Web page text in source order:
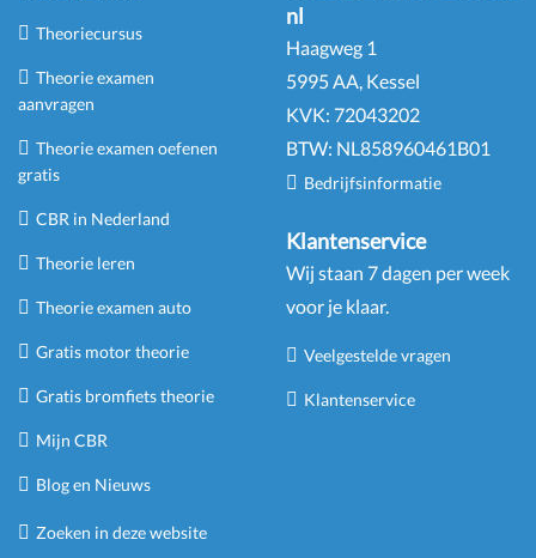
Theoriecursus
Theorie examen
aanvragen
Theorie examen oefenen
gratis
CBR in Nederland
Theorie leren
Theorie examen auto
Gratis motor theorie
Gratis bromfiets theorie
Mijn CBR
Blog en Nieuws
Zoeken in deze website
nl
Haagweg 1
5995 AA, Kessel
KVK: 72043202
BTW: NL858960461B01
Bedrijfsinformatie
Klantenservice
Wij staan 7 dagen per week
voor je klaar.
Veelgestelde vragen
Klantenservice